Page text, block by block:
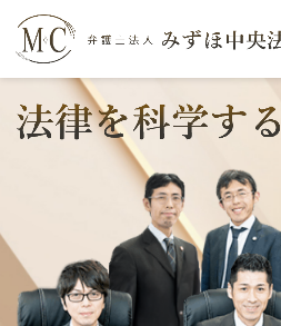
ホーム
相続・遺言
離婚（夫婦間トラブル）
ホーム
相続・遺言
離婚（夫婦間トラブル）